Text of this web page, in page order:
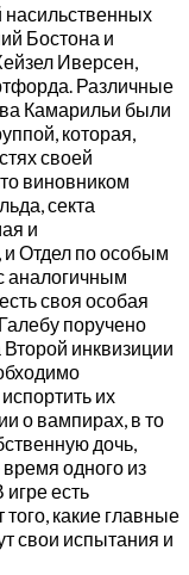
насильственных
Бостона и
Иверсен,
Различные
Камарильи были
которая,
своей
виновником
секта
и
Отдел по особым
аналогичным
своя особая
поручено
инквизиции
их
о вампирах, в то
дочь,
одного из
есть
какие главные
свои испытания и